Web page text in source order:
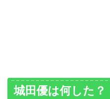
城田優は何した？